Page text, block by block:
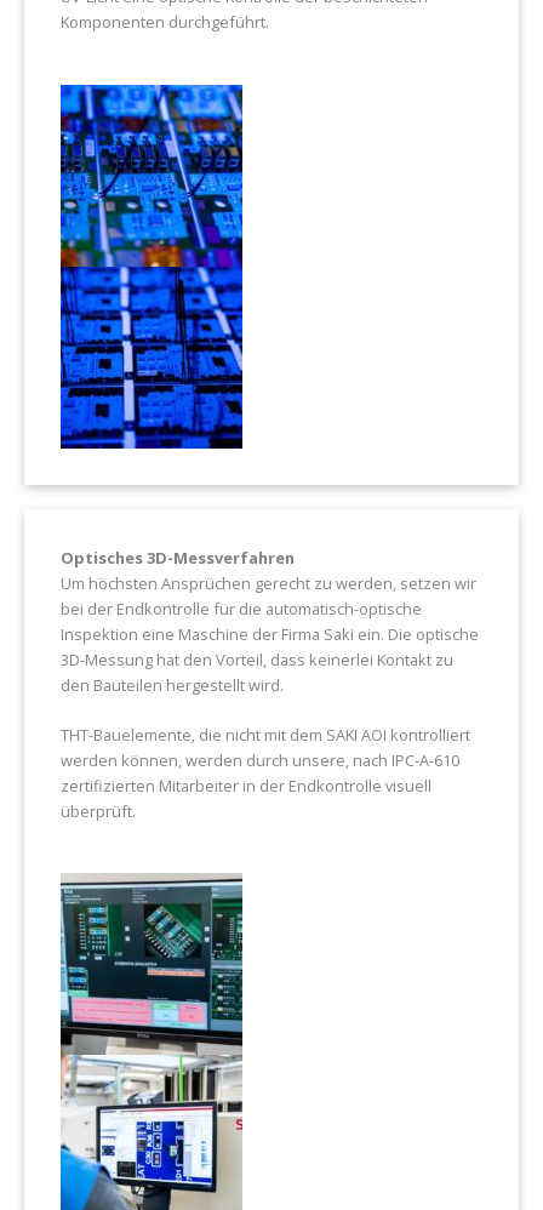
Komponenten durchgeführt.
Optisches 3D-Messverfahren
Um höchsten Ansprüchen gerecht zu werden, setzen wir
bei der Endkontrolle für die automatisch-optische
Inspektion eine Maschine der Firma Saki ein. Die optische
3D-Messung hat den Vorteil, dass keinerlei Kontakt zu
den Bauteilen hergestellt wird.
THT-Bauelemente, die nicht mit dem SAKI AOI kontrolliert
werden können, werden durch unsere, nach IPC-A-610
zertifizierten Mitarbeiter in der Endkontrolle visuell
überprüft.